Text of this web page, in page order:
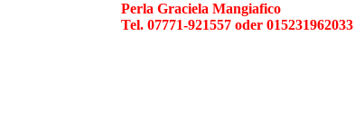
Perla Graciela Mangiafico
Tel. 07771-921557 oder 015231962033